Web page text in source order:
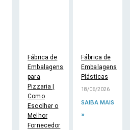
Fábrica de
Embalagens
para
Pizzaria |
Como
Escolher o
Melhor
Fornecedor
Fábrica de
Embalagens
Plásticas
18/06/2026
SAIBA MAIS
»